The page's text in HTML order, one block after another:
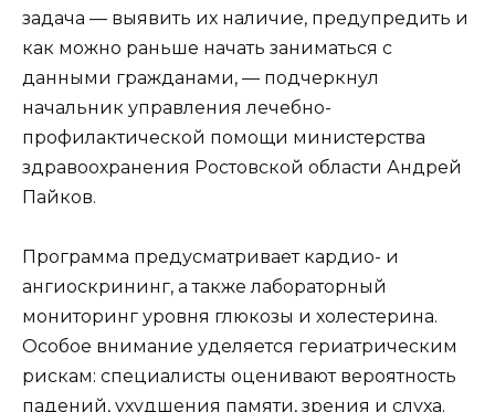
задача — выявить их наличие, предупредить и
как можно раньше начать заниматься с
данными гражданами, — подчеркнул
начальник управления лечебно-
профилактической помощи министерства
здравоохранения Ростовской области Андрей
Пайков.
Программа предусматривает кардио- и
ангиоскрининг, а также лабораторный
мониторинг уровня глюкозы и холестерина.
Особое внимание уделяется гериатрическим
рискам: специалисты оценивают вероятность
падений, ухудшения памяти, зрения и слуха.